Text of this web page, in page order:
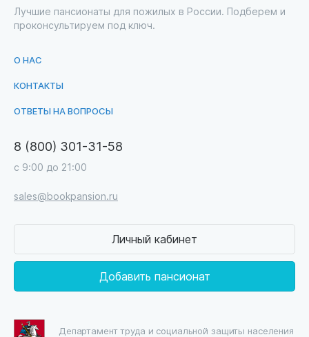
Лучшие пансионаты для пожилых в России. Подберем и
проконсультируем под ключ.
О НАС
КОНТАКТЫ
ОТВЕТЫ НА ВОПРОСЫ
8 (800) 301-31-58
с 9:00 до 21:00
sales@bookpansion.ru
Личный кабинет
Добавить пансионат
Департамент труда и социальной защиты населения